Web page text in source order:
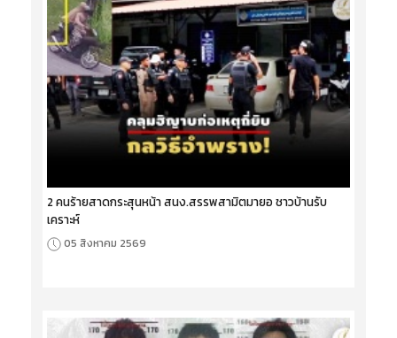
2 คนร้ายสาดกระสุนหน้า สนง.สรรพสามิตมายอ ชาวบ้านรับ
เคราะห์
05 สิงหาคม 2569